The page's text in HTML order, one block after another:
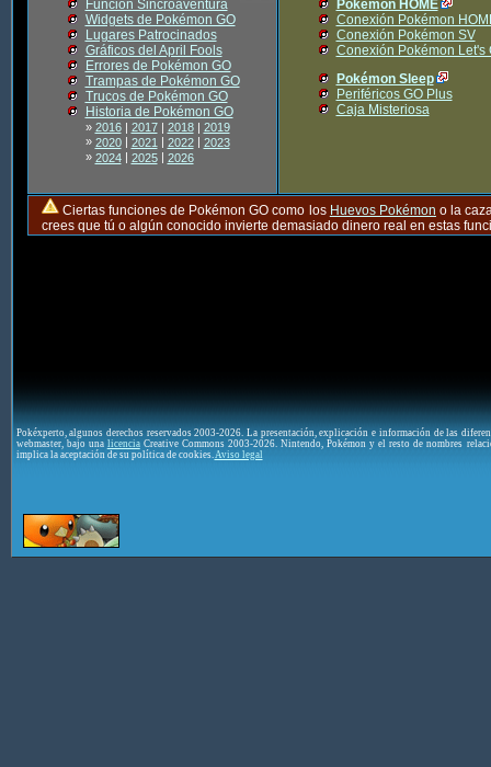
Función Sincroaventura
Widgets de Pokémon GO
Lugares Patrocinados
Gráficos del April Fools
Errores de Pokémon GO
Trampas de Pokémon GO
Trucos de Pokémon GO
Historia de Pokémon GO
» 2016| 2017| 2018| 2019
» 2020| 2021| 2022| 2023
» 2024| 2025| 2026
Pokémon HOME
Conexión Pokémon
Conexión Pokémon SV
Conexión Pokémon Let's
Pokémon Sleep
Periféricos GO Plus
Caja Misteriosa
Ciertas funciones de Pokémon GO como los Huevos Pokémon o la
crees que tú o algún conocido invierte demasiado dinero real en estas
Pokéxperto, algunos derechos reservados 2003-2026. La presentación, explicación e información de las
webmaster, bajo una licenciaCreative Commons 2003-2026. Nintendo, Pokémon y el resto de nombres
implica la aceptación de su política de cookies. Aviso legal